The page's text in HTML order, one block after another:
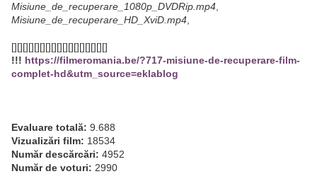
Misiune_de_recuperare_1080p_DVDRip.mp4
Misiune_de_recuperare_HD_XviD.mp4
[][][][][][][][][][][][][][][][][]
!!! https://filmeromania.be/?717-misiune-de-recuperare-film-
complet-hd&utm_source=eklablog
Evaluare totală: 9.688
Vizualizări film: 18534
Număr descărcări: 4952
Număr de voturi: 2990